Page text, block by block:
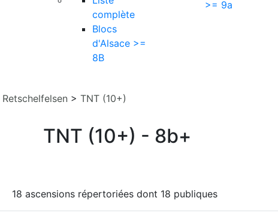
complète
Blocs
d'Alsace >=
8B
>= 9a
Retschelfelsen > TNT (10+)
TNT (10+) - 8b+
18 ascensions répertoriées dont 18 publiques